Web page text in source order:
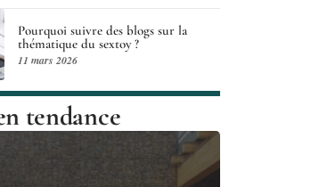
Pourquoi suivre des blogs sur la
thématique du sextoy ?
11 mars 2026
tendance